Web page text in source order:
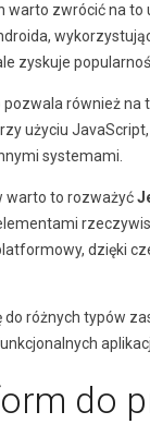
warto zwrócić na to
zyskuje
pozwala również na
użyciu
systemami.
warto to rozważyć
dzięki
różnych typów
do